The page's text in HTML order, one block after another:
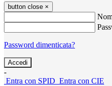
button close ×
Password dimenticata?
-
Entra con SPID Entra con CIE